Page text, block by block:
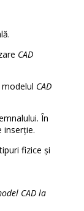
CAD
CAD
În
inserție.
fizice și
CAD la